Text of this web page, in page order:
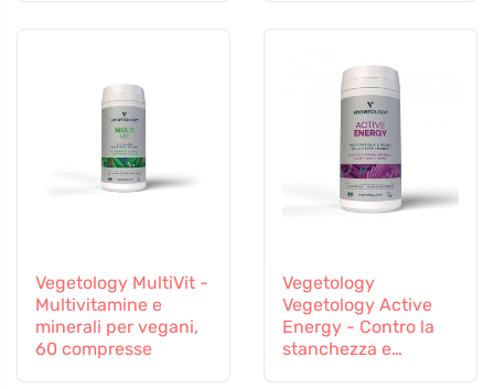
Vegetology MultiVit -
Multivitamine e
minerali per vegani,
60 compresse
Vegetology
Vegetology Active
Energy - Contro la
stanchezza e